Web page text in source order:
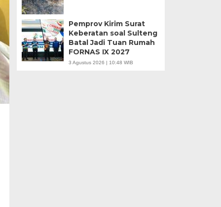
Pemprov Kirim Surat
Keberatan soal Sulteng
Batal Jadi Tuan Rumah
FORNAS IX 2027
3 Agustus 2026 | 10:48 WIB